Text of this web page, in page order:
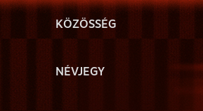
KÖZÖSSÉG
NÉVJEGY